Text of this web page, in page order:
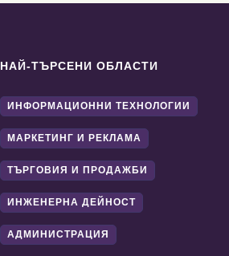
НАЙ-ТЪРСЕНИ ОБЛАСТИ
ИНФОРМАЦИОННИ ТЕХНОЛОГИИ
МАРКЕТИНГ И РЕКЛАМА
ТЪРГОВИЯ И ПРОДАЖБИ
ИНЖЕНЕРНА ДЕЙНОСТ
АДМИНИСТРАЦИЯ